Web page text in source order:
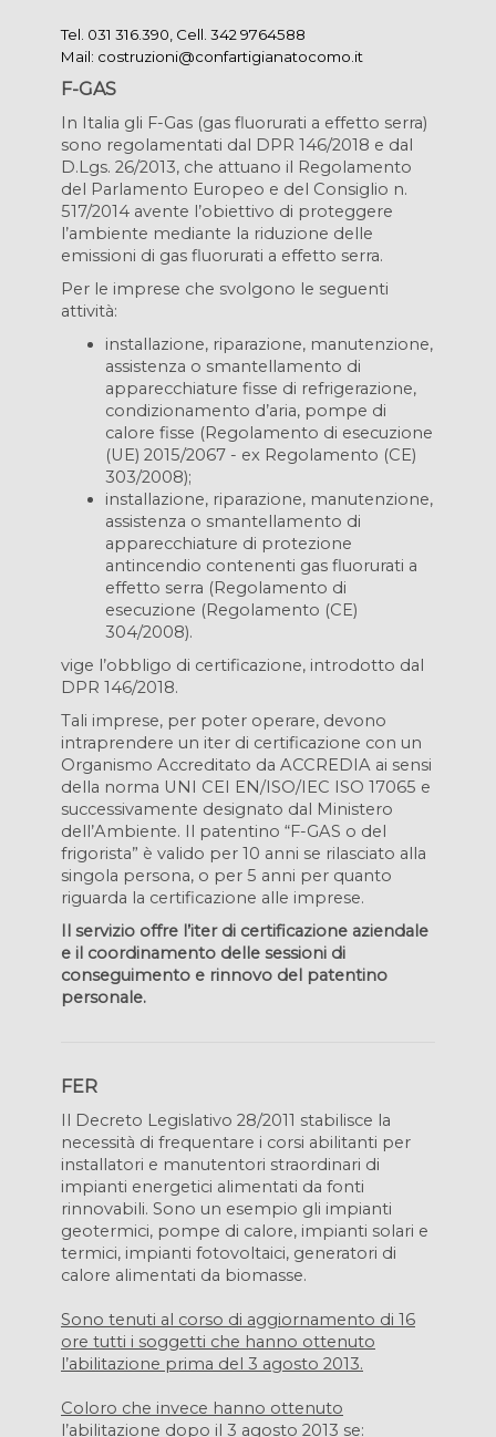
Tel. 031 316.390, Cell. 342 9764588
Mail: costruzioni@confartigianatocomo.it
F-GAS
In Italia gli F-Gas (gas fluorurati a effetto serra)
sono regolamentati dal DPR 146/2018 e dal
D.Lgs. 26/2013, che attuano il Regolamento
del Parlamento Europeo e del Consiglio n.
517/2014 avente l’obiettivo di proteggere
l’ambiente mediante la riduzione delle
emissioni di gas fluorurati a effetto serra.
Per le imprese che svolgono le seguenti
attività:
installazione, riparazione, manutenzione,
assistenza o smantellamento di
apparecchiature fisse di refrigerazione,
condizionamento d’aria, pompe di
calore fisse (Regolamento di esecuzione
(UE) 2015/2067 - ex Regolamento (CE)
303/2008);
installazione, riparazione, manutenzione,
assistenza o smantellamento di
apparecchiature di protezione
antincendio contenenti gas fluorurati a
effetto serra (Regolamento di
esecuzione (Regolamento (CE)
304/2008).
vige l’obbligo di certificazione, introdotto dal
DPR 146/2018.
Tali imprese, per poter operare, devono
intraprendere un iter di certificazione con un
Organismo Accreditato da ACCREDIA ai sensi
della norma UNI CEI EN/ISO/IEC ISO 17065 e
successivamente designato dal Ministero
dell’Ambiente. Il patentino “F-GAS o del
frigorista” è valido per 10 anni se rilasciato alla
singola persona, o per 5 anni per quanto
riguarda la certificazione alle imprese.
Il servizio offre l’iter di certificazione aziendale
e il coordinamento delle sessioni di
conseguimento e rinnovo del patentino
personale.
FER
Il Decreto Legislativo 28/2011 stabilisce la
necessità di frequentare i corsi abilitanti per
installatori e manutentori straordinari di
impianti energetici alimentati da fonti
rinnovabili. Sono un esempio gli impianti
geotermici, pompe di calore, impianti solari e
termici, impianti fotovoltaici, generatori di
calore alimentati da biomasse.
Sono tenuti al corso di aggiornamento di 16
ore tutti i soggetti che hanno ottenuto
l’abilitazione prima del 3 agosto 2013.
Coloro che invece hanno ottenuto
l’abilitazione dopo il 3 agosto 2013 se: